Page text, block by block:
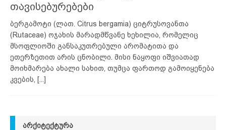
თავისებურებები
ბერგამოტი (ლათ. Citrus bergamia) ციტრუსოვანთა
(Rutaceae) ოჯახის მარადმწვანე ხეხილია, რომელიც
მსოფლიოში განსაკუთრებული არომატითა და
ეთერზეთით არის ცნობილი. მისი ნაყოფი იშვიათად
მოიხმარება ახალი სახით, თუმცა ფართოდ გამოიყენება
კვების,
[...]
ᲐᲠᲥᲘᲢᲔᲥᲢᲣᲠᲐ